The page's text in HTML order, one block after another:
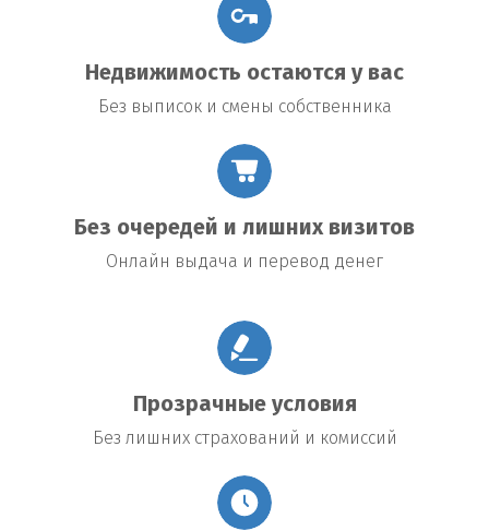
Недвижимость остаются у вас
Без выписок и смены собственника
Без очередей и лишних визитов
Онлайн выдача и перевод денег
Прозрачные условия
Без лишних страхований и комиссий